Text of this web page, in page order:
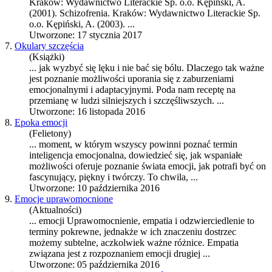
Kraków: Wydawnictwo Literackie Sp. o.o. Kępiński, A.
(2001). Schizofrenia. Kraków: Wydawnictwo Literackie Sp.
o.o. Kępiński, A. (2003). ...
Utworzone: 17 stycznia 2017
7. Okulary szczęścia
(Książki)
... jak wyzbyć się lęku i nie bać się bólu. Dlaczego tak ważne
jest poznanie możliwości uporania się z zaburzeniami
emocjonalnymi i adaptacyjnymi. Poda nam receptę na
przemianę w ludzi silniejszych i szczęśliwszych. ...
Utworzone: 16 listopada 2016
8. Epoka emocji
(Felietony)
... moment, w którym wszyscy powinni poznać termin
inteligencja emocjonalna, dowiedzieć się, jak wspaniałe
możliwości oferuje poznanie świata emocji, jak potrafi być on
fascynujący, piękny i twórczy. To chwila, ...
Utworzone: 10 października 2016
9. Emocje uprawomocnione
(Aktualności)
... emocji Uprawomocnienie, empatia i odzwierciedlenie to
terminy pokrewne, jednakże w ich znaczeniu dostrzec
możemy subtelne, aczkolwiek ważne różnice. Empatia
związana jest z rozpoznaniem emocji drugiej ...
Utworzone: 05 października 2016